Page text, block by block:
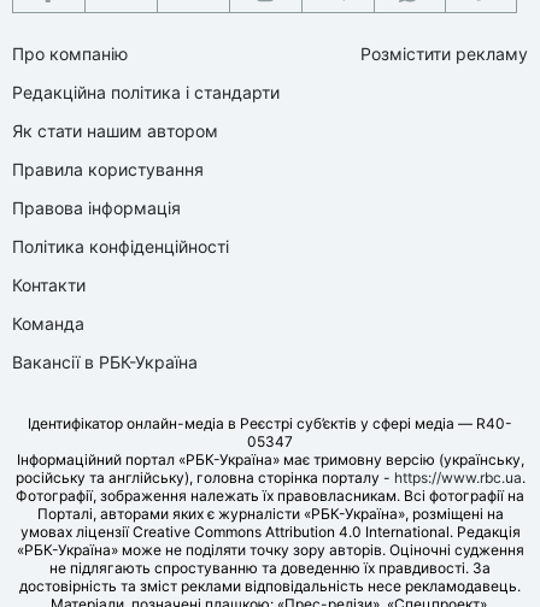
Про компанію
Редакційна політика і стандарти
Як стати нашим автором
Правила користування
Правова інформація
Політика конфіденційності
Контакти
Команда
Вакансії в РБК-Україна
Розмістити рекламу
Ідентифікатор онлайн-медіа в Реєстрі суб’єктів у сфері медіа — R40-
05347
Інформаційний портал «РБК-Україна» має тримовну версію (українську,
російську та англійську), головна сторінка порталу - https://www.rbc.ua.
Фотографії, зображення належать їх правовласникам. Всі фотографії на
Порталі, авторами яких є журналісти «РБК-Україна», розміщені на
умовах ліцензії Creative Commons Attribution 4.0 International. Редакція
«РБК-Україна» може не поділяти точку зору авторів. Оціночні судження
не підлягають спростуванню та доведенню їх правдивості. За
достовірність та зміст реклами відповідальність несе рекламодавець.